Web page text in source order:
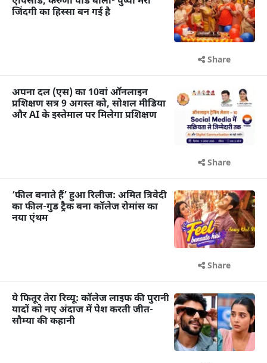
जिंदगी का हिस्सा बन गई है
Share
अपना दल (एस) का 10वां ऑनलाइन
प्रशिक्षण सत्र 9 अगस्त को, सोशल मीडिया
और AI के इस्तेमाल पर मिलेगा प्रशिक्षण
Share
‘फील बनाते हैं’ हुआ रिलीज: अमित त्रिवेदी
का फील-गुड ट्रैक बना कॉलेज रोमांस का
नया एंथम
Share
ये फितूर तेरा रिव्यू: कॉलेज लाइफ की पुरानी
यादों को नए अंदाज में पेश करती जीत-
सौम्या की कहानी